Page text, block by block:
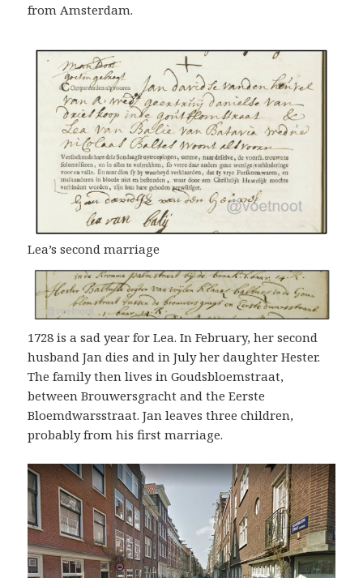
from Amsterdam.
Lea’s second marriage
1728 is a sad year for Lea. In February, her second
husband Jan dies and in July her daughter Hester.
The family then lives in Goudsbloemstraat,
between Brouwersgracht and the Eerste
Bloemdwarsstraat. Jan leaves three children,
probably from his first marriage.